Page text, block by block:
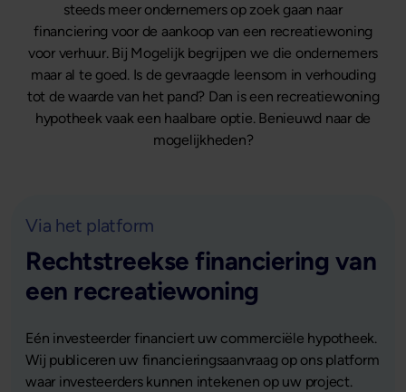
steeds meer ondernemers op zoek gaan naar
financiering voor de aankoop van een recreatiewoning
voor verhuur. Bij Mogelijk begrijpen we die ondernemers
maar al te goed. Is de gevraagde leensom in verhouding
tot de waarde van het pand? Dan is een recreatiewoning
hypotheek vaak een haalbare optie. Benieuwd naar de
mogelijkheden?
Via het platform
Rechtstreekse financiering van
een recreatiewoning
Eén investeerder financiert uw commerciële hypotheek.
Wij publiceren uw financieringsaanvraag op ons platform
waar investeerders kunnen intekenen op uw project.